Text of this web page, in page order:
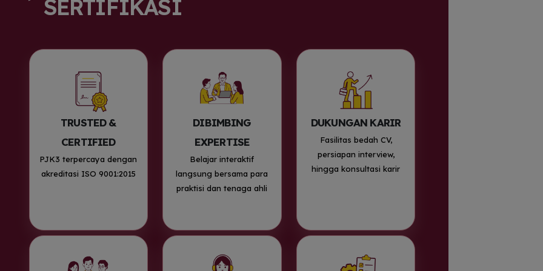
SERTIFIKASI
TRUSTED &
CERTIFIED
PJK3 terpercaya dengan
akreditasi ISO 9001:2015
DIBIMBING
EXPERTISE
Belajar interaktif
langsung bersama para
praktisi dan tenaga ahli
DUKUNGAN KARIR
Fasilitas bedah CV,
persiapan interview,
hingga konsultasi karir